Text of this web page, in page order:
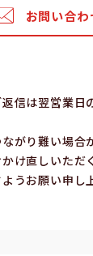
お問い合
信は翌営業⽇
がり難い場合
け直しいただ
うお願い申し